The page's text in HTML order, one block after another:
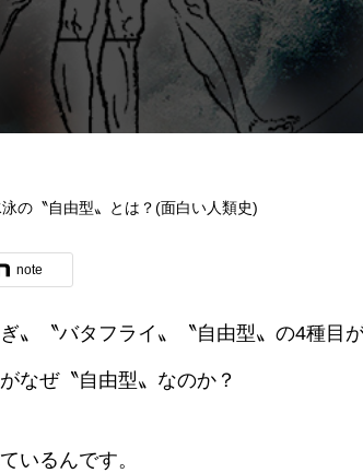
の〝自由型〟とは？(面白い人類史)
note
〟〝バタフライ〟〝自由型〟の4種目
なぜ〝自由型〟なのか？
いるんです。